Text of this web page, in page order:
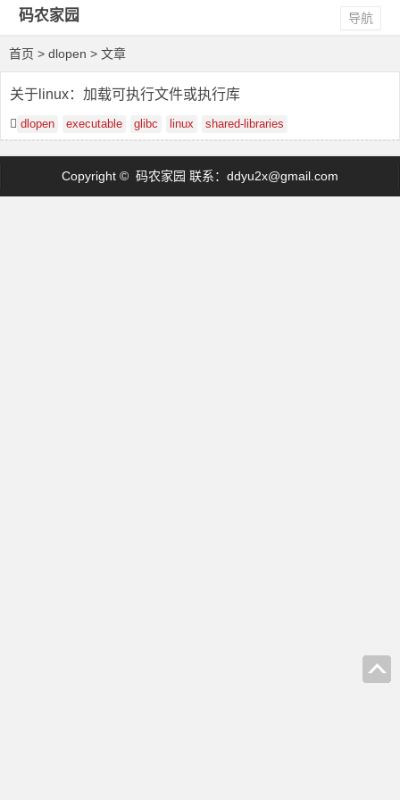
码农家园 导航
首页 > dlopen > 文章
关于linux：加载可执行文件或执行库
dlopen executable glibc linux shared-libraries
Copyright © 码农家园 联系： ddyu2x@gmail.com